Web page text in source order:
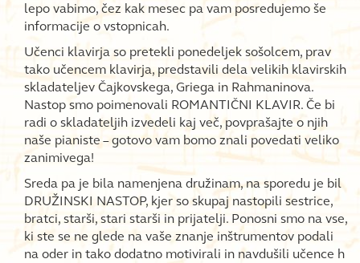
lepo vabimo, čez kak mesec pa vam posredujemo še
informacije o vstopnicah.
Učenci klavirja so pretekli ponedeljek sošolcem, prav
tako učencem klavirja, predstavili dela velikih klavirskih
skladateljev Čajkovskega, Griega in Rahmaninova.
Nastop smo poimenovali ROMANTIČNI KLAVIR. Če bi
radi o skladateljih izvedeli kaj več, povprašajte o njih
naše pianiste – gotovo vam bomo znali povedati veliko
zanimivega!
Sreda pa je bila namenjena družinam, na sporedu je bil
DRUŽINSKI NASTOP, kjer so skupaj nastopili sestrice,
bratci, starši, stari starši in prijatelji. Ponosni smo na vse,
ki ste se ne glede na vaše znanje inštrumentov podali
na oder in tako dodatno motivirali in navdušili učence h